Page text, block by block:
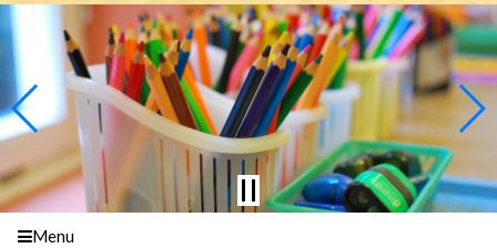
Menu